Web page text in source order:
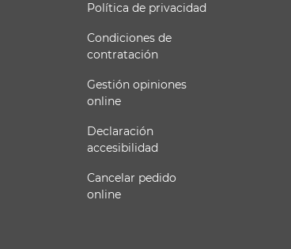
Política de privacidad
Condiciones de
contratación
Gestión opiniones
online
Declaración
accesibilidad
Cancelar pedido
online